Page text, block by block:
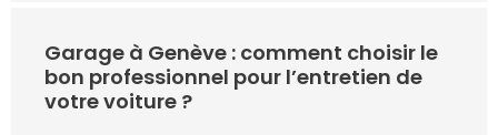
Garage à Genève : comment choisir le
bon professionnel pour l’entretien de
votre voiture ?